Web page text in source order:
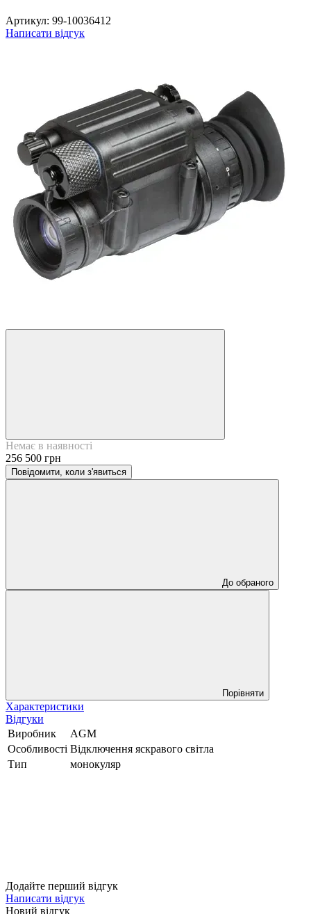
Артикул: 99-10036412
Написати відгук
Немає в наявності
256 500 грн
Повідомити, коли з'явиться
До обраного
Порівняти
Характеристики
Відгуки
Виробник
AGM
Особливості Відключення яскравого світла
Тип
монокуляр
Додайте перший відгук
Написати відгук
Новий відгук